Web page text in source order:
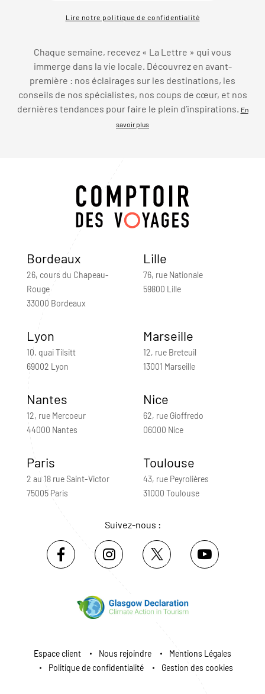
Lire notre politique de confidentialité
Chaque semaine, recevez « La Lettre » qui vous
immerge dans la vie locale. Découvrez en avant-
première : nos éclairages sur les destinations, les
conseils de nos spécialistes, nos coups de cœur, et nos
dernières tendances pour faire le plein d’inspirations. En
savoir plus
Bordeaux
26, cours du Chapeau-
Rouge
33000 Bordeaux
Lille
76, rue Nationale
59800 Lille
Lyon
10, quai Tilsitt
69002 Lyon
Marseille
12, rue Breteuil
13001 Marseille
Nantes
12, rue Mercoeur
44000 Nantes
Nice
62, rue Gioffredo
06000 Nice
Paris
2 au 18 rue Saint-Victor
75005 Paris
Toulouse
43, rue Peyrolières
31000 Toulouse
Suivez-nous :
Espace client Nous rejoindre
Mentions Légales
Politique de confidentialité
Gestion des cookies